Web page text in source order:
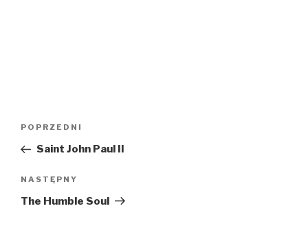
Poprzedni
wpis
POPRZEDNI
Saint John Paul II
Następny
wpis
NASTĘPNY
The Humble Soul